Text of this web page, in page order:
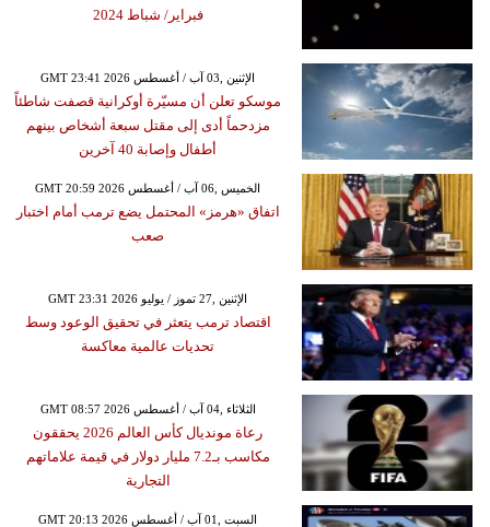
فبراير/ شباط 2024
GMT 23:41 2026 الإثنين ,03 آب / أغسطس
موسكو تعلن أن مسيّرة أوكرانية قصفت شاطئاً
مزدحماً أدى إلى مقتل سبعة أشخاص بينهم
أطفال وإصابة 40 آخرين
GMT 20:59 2026 الخميس ,06 آب / أغسطس
اتفاق «هرمز» المحتمل يضع ترمب أمام اختبار
صعب
GMT 23:31 2026 الإثنين ,27 تموز / يوليو
اقتصاد ترمب يتعثر في تحقيق الوعود وسط
تحديات عالمية معاكسة
GMT 08:57 2026 الثلاثاء ,04 آب / أغسطس
رعاة مونديال كأس العالم 2026 يحققون
مكاسب بـ7.2 مليار دولار في قيمة علاماتهم
التجارية
GMT 20:13 2026 السبت ,01 آب / أغسطس